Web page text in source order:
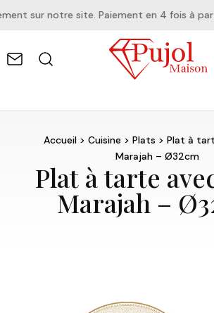
sur notre site. Paiement en 4 fois à
Accueil >Cuisine >Plats > Plat à
Marajah – Ø32cm
Plat à tarte
Marajah –